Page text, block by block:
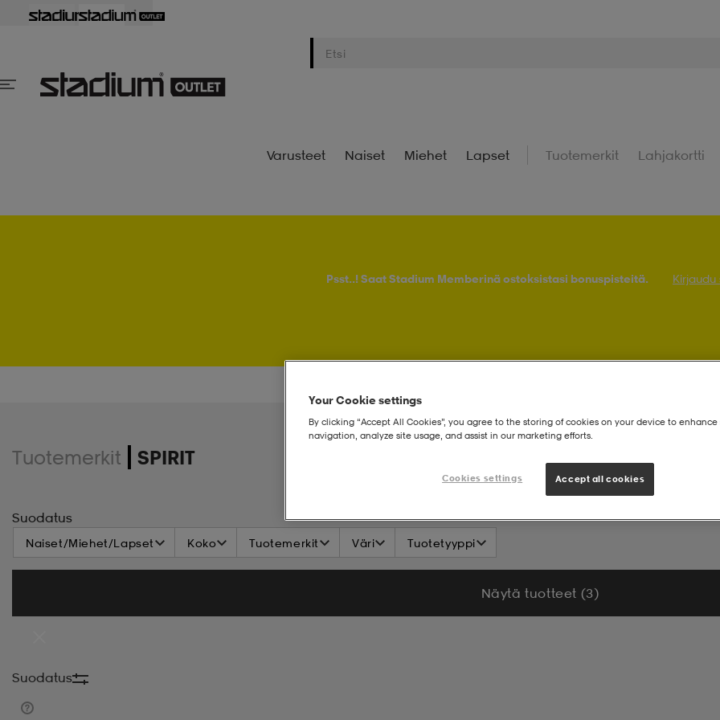
Varusteet Naiset Miehet Lapset Tuotemerkit Lahjakortti
Psst..! Saat Stadium Memberinä ostoksistasi bonuspisteitä. Kirjaudu
Tuotemerkit SPIRIT
Suodatus
Naiset/Miehet/Lapset Koko Tuotemerkit Väri Tuotetyyppi
Näytä tuotteet (3)
Suodatus
Your Cookie settings
By clicking “Accept All Cookies”, you agree to the storing of cookies on your device to enhance
navigation, analyze site usage, and assist in our marketing efforts.
Cookies settings Accept all cookies